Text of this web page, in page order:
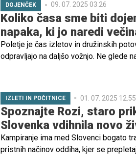
DOJENČEK 09. 07. 2025 03.26
Koliko časa sme biti
napaka, ki jo naredi
Poletje je čas izletov in družinskih
odpravljajo na daljšo vožnjo. Ne glede
IZLETI IN POČITNICE 01. 07. 2025 12.55
Spoznajte Rozi, staro
Slovenka vdihnila novo
Kampiranje ima med Slovenci bogato
pristnih načinov oddiha, kjer se